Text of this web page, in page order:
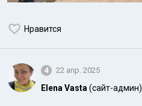
Нравится
4 22 апр. 2025
Elena Vasta (сайт-админ)